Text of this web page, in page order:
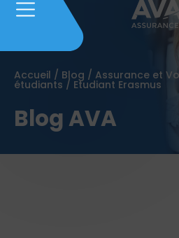
Accueil / Blog / Assurance et
étudiants / Etudiant Erasmus
Blog AVA